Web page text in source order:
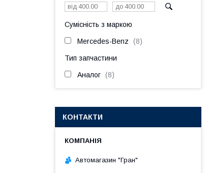
Сумісність з маркою
Mercedes-Benz 8
Тип запчастини
Аналог 8
КОНТАКТИ
Автомагазин "Гран"